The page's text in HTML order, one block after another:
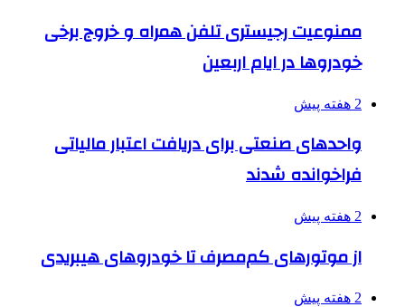
ممنوعیت رجیستری تلفن همراه و خروج برخی
خودروها در ایام اربعین
2 هفته پیش
واحدهای صنعتی برای دریافت اعتبار مالیاتی
فراخوانده شدند
2 هفته پیش
از موتورهای کم‌مصرف تا خودروهای هیبریدی
2 هفته پیش